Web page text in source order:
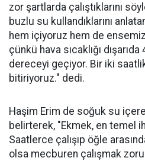
zor şartlarda çalıştıklarını
buzlu su kullandıklarını
hem içiyoruz hem de
çünkü hava sıcaklığı
dereceyi geçiyor. Bir iki
bitiriyoruz." dedi.
Haşim Erim de soğuk su
belirterek, "Ekmek, en temel
Saatlerce çalışıp öğle
olsa mecburen çalışmak